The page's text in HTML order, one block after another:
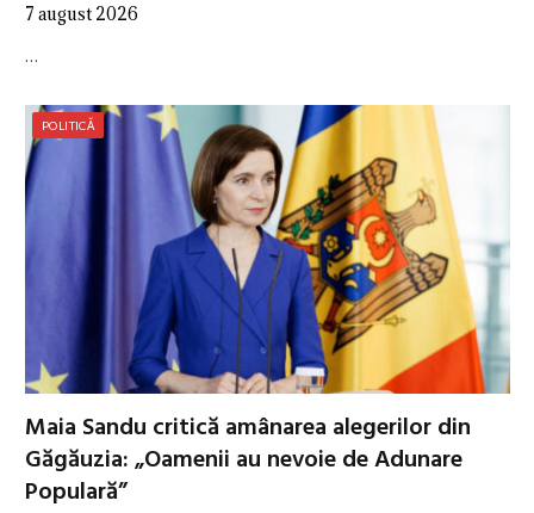
7 august 2026
…
POLITICĂ
Maia Sandu critică amânarea alegerilor din
Găgăuzia: „Oamenii au nevoie de Adunare
Populară”